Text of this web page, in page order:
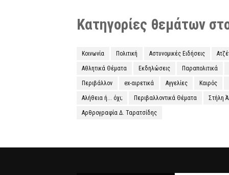
Κατηγορίες θεμάτων
Κοινωνία Πολιτική Αστυνομικές Ειδήσεις
Αθλητικά Θέματα Εκδηλώσεις Παραπολιτικά
Περιβάλλον ex-αιρετικά Αγγελίες Καιρός
Αλήθεια ή... όχι; Περιβαλλοντικά Θέματα Στήλη
Αρθρογραφία Δ. Ταρατσίδης